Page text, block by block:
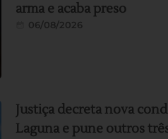
arma e acaba preso
06/08/2026
Justiça decreta nova
Laguna e pune outros